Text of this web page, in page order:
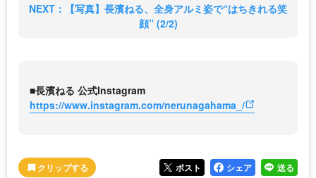
NEXT：【写真】長濱ねる、全身アルミ姿で“はちきれる笑
顔” (2/2)
■長濱ねる 公式Instagram
https://www.instagram.com/nerunagahama_/
ポスト シェア 送る